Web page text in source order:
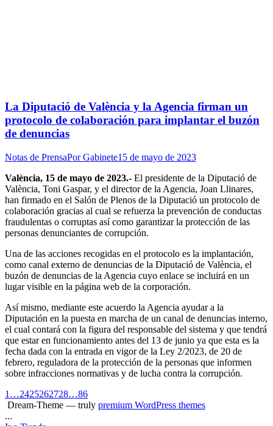
La Diputació de València y la Agencia firman un
protocolo de colaboración para implantar el buzón
de denuncias
Notas de PrensaPorGabinete15 de mayo de 2023
València, 15 de mayo de 2023.- El presidente de la Diputació de
València, Toni Gaspar, y el director de la Agencia, Joan Llinares,
han firmado en el Salón de Plenos de la Diputació un protocolo de
colaboración gracias al cual se refuerza la prevención de conductas
fraudulentas o corruptas así como garantizar la protección de las
personas denunciantes de corrupción.
Una de las acciones recogidas en el protocolo es la implantación,
como canal externo de denuncias de la Diputació de València, el
buzón de denuncias de la Agencia cuyo enlace se incluirá en un
lugar visible en la página web de la corporación.
Así mismo, mediante este acuerdo la Agencia ayudar a la
Diputación en la puesta en marcha de un canal de denuncias interno,
el cual contará con la figura del responsable del sistema y que tendrá
que estar en funcionamiento antes del 13 de junio ya que esta es la
fecha dada con la entrada en vigor de la Ley 2/2023, de 20 de
febrero, reguladora de la protección de la personas que informen
sobre infracciones normativas y de lucha contra la corrupción.
1 …2425262728…86
Dream-Theme — truly premium WordPress themes
...